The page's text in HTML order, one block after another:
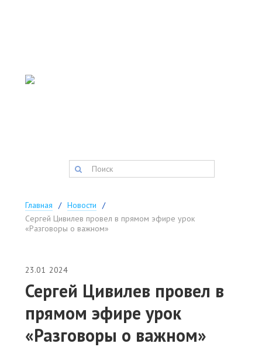
Главная
Новости
Сергей Цивилев провел в прямом эфире урок
«Разговоры о важном»
23.01 2024
Сергей Цивилев провел в
прямом эфире урок
«Разговоры о важном»